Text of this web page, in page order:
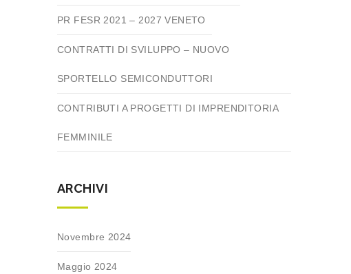
PR FESR 2021 – 2027 VENETO
CONTRATTI DI SVILUPPO – NUOVO
SPORTELLO SEMICONDUTTORI
CONTRIBUTI A PROGETTI DI IMPRENDITORIA
FEMMINILE
ARCHIVI
Novembre 2024
Maggio 2024